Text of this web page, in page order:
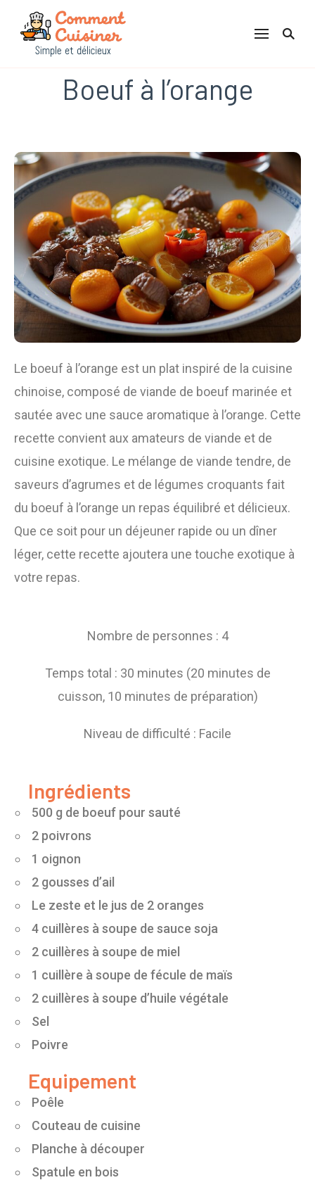
Comment Cuisiner
Boeuf à l’orange
Le boeuf à l’orange est un plat inspiré de la cuisine
chinoise, composé de viande de boeuf marinée et
sautée avec une sauce aromatique à l’orange. Cette
recette convient aux amateurs de viande et de
cuisine exotique. Le mélange de viande tendre, de
saveurs d’agrumes et de légumes croquants fait
du boeuf à l’orange un repas équilibré et délicieux.
Que ce soit pour un déjeuner rapide ou un dîner
léger, cette recette ajoutera une touche exotique à
votre repas.
Nombre de personnes : 4
Temps total : 30 minutes (20 minutes de
cuisson, 10 minutes de préparation)
Niveau de difficulté : Facile
Ingrédients
500 g de boeuf pour sauté
2 poivrons
1 oignon
2 gousses d’ail
Le zeste et le jus de 2 oranges
4 cuillères à soupe de sauce soja
2 cuillères à soupe de miel
1 cuillère à soupe de fécule de maïs
2 cuillères à soupe d’huile végétale
Sel
Poivre
Equipement
Poêle
Couteau de cuisine
Planche à découper
Spatule en bois